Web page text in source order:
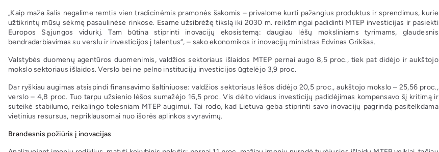
„Kaip maža šalis negalime remtis vien tradicinėmis pramonės šakomis – privalome kurti pažangius produktus ir sprendimus, kurie
užtikrintų mūsų sėkmę pasaulinėse rinkose. Esame užsibrėžę tikslą iki 2030 m. reikšmingai padidinti MTEP investicijas ir pasiekti
Europos Sąjungos vidurkį. Tam būtina stiprinti inovacijų ekosistemą: daugiau lėšų moksliniams tyrimams, glaudesnis
bendradarbiavimas su verslu ir investicijos į talentus“, – sako ekonomikos ir inovacijų ministras Edvinas Grikšas.
Valstybės duomenų agentūros duomenimis, valdžios sektoriaus išlaidos MTEP pernai augo 8,5 proc., tiek pat didėjo ir aukštojo
mokslo sektoriaus išlaidos. Verslo bei ne pelno institucijų investicijos ūgtelėjo 3,9 proc.
Dar ryškiau augimas atsispindi finansavimo šaltiniuose: valdžios sektoriaus lėšos didėjo 20,5 proc., aukštojo mokslo – 25,56 proc.,
verslo – 4,8 proc. Tuo tarpu užsienio lėšos sumažėjo 16,5 proc. Vis dėlto vidaus investicijų padidėjimas kompensavo šį kritimą ir
suteikė stabilumo, reikalingo tolesniam MTEP augimui. Tai rodo, kad Lietuva geba stiprinti savo inovacijų pagrindą pasitelkdama
vietinius resursus, nepriklausomai nuo išorės aplinkos svyravimų.
Brandesnis požiūris į inovacijas